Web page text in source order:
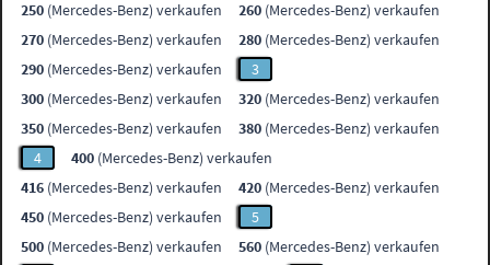
250 (Mercedes-Benz) verkaufen 260 (Mercedes-Benz) verkaufen
270 (Mercedes-Benz) verkaufen 280 (Mercedes-Benz) verkaufen
290 (Mercedes-Benz) verkaufen
3
300 (Mercedes-Benz) verkaufen 320 (Mercedes-Benz) verkaufen
350 (Mercedes-Benz) verkaufen 380 (Mercedes-Benz) verkaufen
4
400 (Mercedes-Benz) verkaufen
416 (Mercedes-Benz) verkaufen 420 (Mercedes-Benz) verkaufen
450 (Mercedes-Benz) verkaufen
5
500 (Mercedes-Benz) verkaufen 560 (Mercedes-Benz) verkaufen